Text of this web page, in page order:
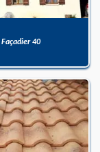
Façadier 40